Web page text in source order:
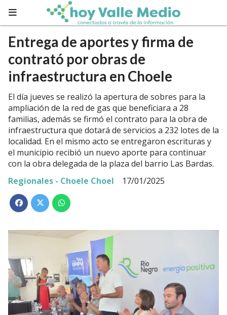
Entrega de aportes y firma de
contrató por obras de
infraestructura en Choele
El día jueves se realizó la apertura de sobres para la
ampliación de la red de gas que beneficiara a 28
familias, además se firmó el contrato para la obra de
infraestructura que dotará de servicios a 232 lotes de la
localidad. En el mismo acto se entregaron escrituras y
el municipio recibió un nuevo aporte para continuar
con la obra delegada de la plaza del barrio Las Bardas.
Regionales - Choele Choel
17/01/2025